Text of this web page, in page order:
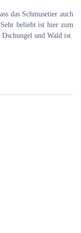
das Schmusetier auch
beliebt ist hier zum
und Wald ist.